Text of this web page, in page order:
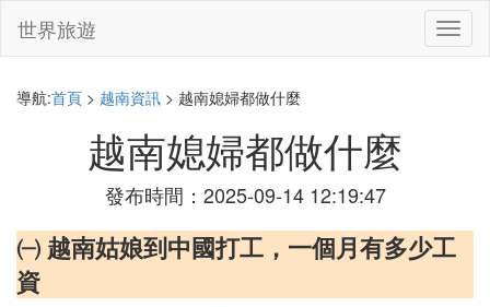
切
換
世界旅遊
導航:首頁 > 越南資訊 > 越南媳婦都做什麼
越南媳婦都做什麼
發布時間：2025-09-14 12:19:47
㈠ 越南姑娘到中國打工，一個月有多少工
資